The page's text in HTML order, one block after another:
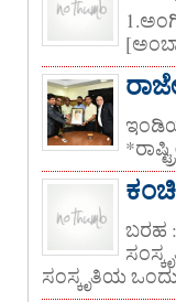
ಬರಹ
ಸಂಸ್ಕೃತಿಯ